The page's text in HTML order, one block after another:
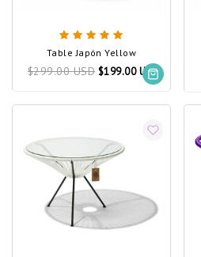
Table Japón Yellow
$299.00 USD $199.00 USD